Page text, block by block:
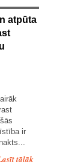
atpūta
ir
tālāk